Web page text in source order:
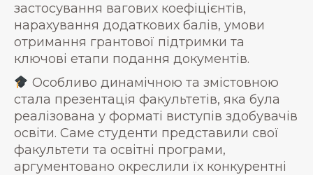
застосування вагових коефіцієнтів,
нарахування додаткових балів, умови
отримання грантової підтримки та
ключові етапи подання документів.
Особливо динамічною та змістовною
стала презентація факультетів, яка була
реалізована у форматі виступів здобувачів
освіти. Саме студенти представили свої
факультети та освітні програми,
аргументовано окреслили їх конкурентні